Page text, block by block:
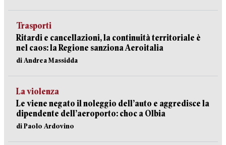
Trasporti
Ritardi e cancellazioni, la continuità territoriale è
nel caos: la Regione sanziona Aeroitalia
di Andrea Massidda
La violenza
Le viene negato il noleggio dell’auto e aggredisce la
dipendente dell’aeroporto: choc a Olbia
di Paolo Ardovino